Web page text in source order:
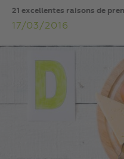
21 excellentes raisons de
17/03/2016